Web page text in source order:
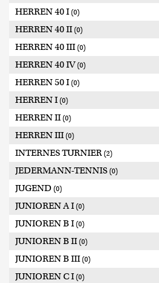
HERREN 40 I (0)
HERREN 40 II (0)
HERREN 40 III (0)
HERREN 40 IV(0)
HERREN 50 I (0)
HERREN I (0)
HERREN II (0)
HERREN III (0)
INTERNES TURNIER (2)
JEDERMANN-TENNIS (0)
JUGEND (0)
JUNIOREN A I (0)
JUNIOREN B I (0)
JUNIOREN B II (0)
JUNIOREN B III (0)
JUNIOREN C I (0)